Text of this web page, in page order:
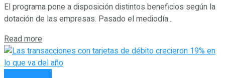
El programa pone a disposición distintos beneficios según la
dotación de las empresas. Pasado el mediodía...
Read more